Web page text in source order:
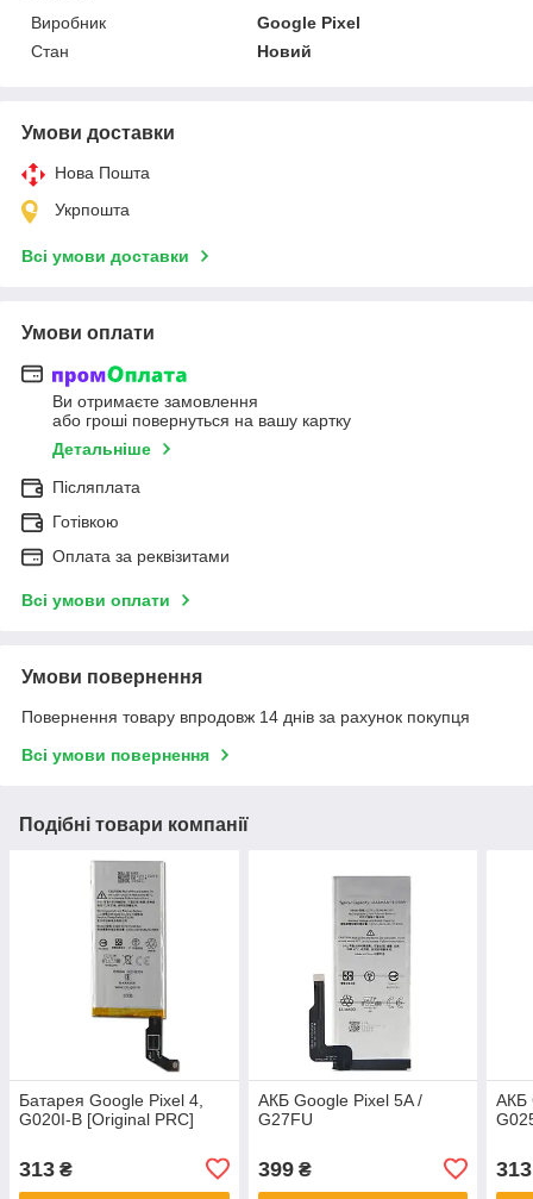
Виробник
Google Pixel
Стан
Новий
Умови доставки
Нова Пошта
Укрпошта
Всі умови доставки
Умови оплати
Ви отримаєте замовлення
або гроші повернуться на вашу картку
Детальніше
Післяплата
Готівкою
Оплата за реквізитами
Всі умови оплати
Умови повернення
Повернення товару впродовж 14 днів за рахунок покупця
Всі умови повернення
Подібні товари компанії
Батарея Google Pixel 4,
G020I-B [Original PRC]
313 ₴
АКБ Google Pixel 5A /
G27FU
399₴
АКБ
313